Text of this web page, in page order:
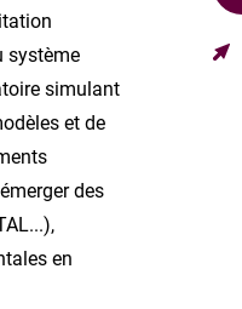
système
simulant
et de
des
en